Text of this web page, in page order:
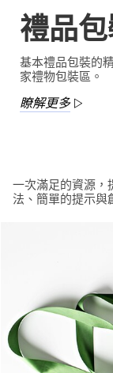
禮品
基本禮品包裝的
家禮物包裝區。
瞭解更多
一次滿足的資源，
法、簡單的提示與